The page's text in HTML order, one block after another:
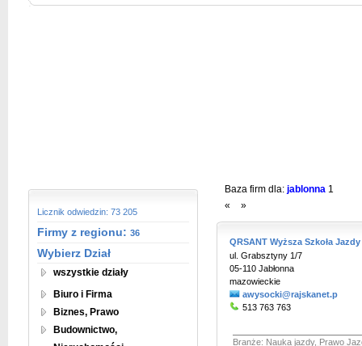
Licznik odwiedzin: 73 205
Firmy z regionu: 36
Wybierz Dział
wszystkie działy
Biuro i Firma
Biznes, Prawo
Budownictwo,
Baza firm dla: jablonna 1
«
»
QRSANT Wyższa Szkoła Jazdy
ul. Grabsztyny 1/7
05-110 Jabłonna
mazowieckie
awysocki@rajskanet.p
513 763 763
Branże: Nauka jazdy, Prawo